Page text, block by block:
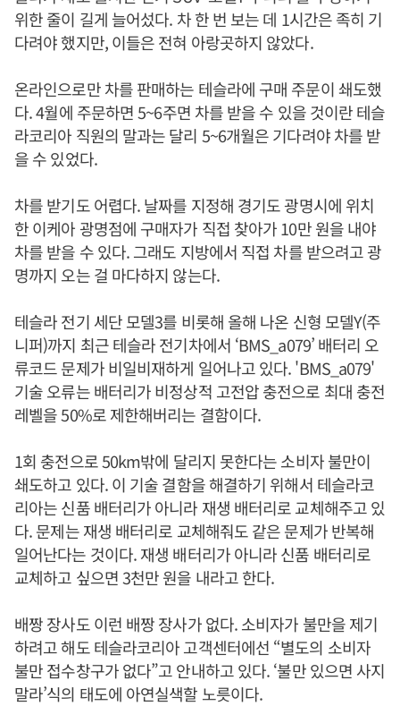
위한 줄이 길게 늘어섰다. 차 한 번 보는 데 1시간은 족히 기
다려야 했지만, 이들은 전혀 아랑곳하지 않았다.
온라인으로만 차를 판매하는 테슬라에 구매 주문이 쇄도했
다. 4월에 주문하면 5~6주면 차를 받을 수 있을 것이란 테슬
라코리아 직원의 말과는 달리 5~6개월은 기다려야 차를 받
을 수 있었다.
차를 받기도 어렵다. 날짜를 지정해 경기도 광명시에 위치
한 이케아 광명점에 구매자가 직접 찾아가 10만 원을 내야
차를 받을 수 있다. 그래도 지방에서 직접 차를 받으려고 광
명까지 오는 걸 마다하지 않는다.
테슬라 전기 세단 모델3를 비롯해 올해 나온 신형 모델Y(주
니퍼)까지 최근 테슬라 전기차에서 ‘BMS_a079’ 배터리 오
류코드 문제가 비일비재하게 일어나고 있다. 'BMS_a079'
기술 오류는 배터리가 비정상적 고전압 충전으로 최대 충전
레벨을 50%로 제한해버리는 결함이다.
1회 충전으로 50km밖에 달리지 못한다는 소비자 불만이
쇄도하고 있다. 이 기술 결함을 해결하기 위해서 테슬라코
리아는 신품 배터리가 아니라 재생 배터리로 교체해주고 있
다. 문제는 재생 배터리로 교체해줘도 같은 문제가 반복해
일어난다는 것이다. 재생 배터리가 아니라 신품 배터리로
교체하고 싶으면 3천만 원을 내라고 한다.
배짱 장사도 이런 배짱 장사가 없다. 소비자가 불만을 제기
하려고 해도 테슬라코리아 고객센터에선 “별도의 소비자
불만 접수창구가 없다”고 안내하고 있다. ‘불만 있으면 사지
말라’식의 태도에 아연실색할 노릇이다.